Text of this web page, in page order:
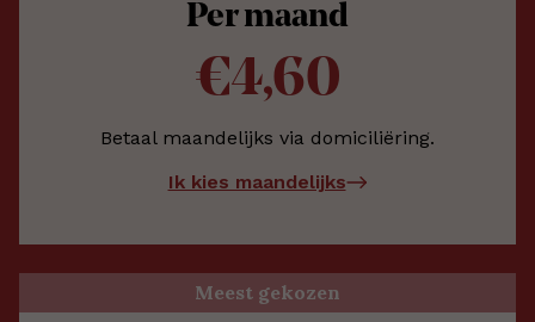
Per maand
€4,60
Betaal maandelijks via domiciliëring.
Ik kies maandelijks
Meest gekozen